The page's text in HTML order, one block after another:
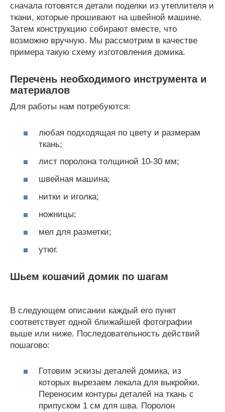
сначала готовятся детали поделки из утеплителя и
ткани, которые прошивают на швейной машине.
Затем конструкцию собирают вместе, что
возможно вручную. Мы рассмотрим в качестве
примера такую схему изготовления домика.
Перечень необходимого инструмента и
материалов
Для работы нам потребуются:
любая подходящая по цвету и размерам
ткань;
лист поролона толщиной 10-30 мм;
швейная машина;
нитки и иголка;
ножницы;
мел для разметки;
утюг.
Шьем кошачий домик по шагам
В следующем описании каждый его пункт
соответствует одной ближайшей фотографии
выше или ниже. Последовательность действий
пошагово:
Готовим эскизы деталей домика, из
которых вырезаем лекала для выкройки.
Переносим контуры деталей на ткань с
припуском 1 см для шва. Поролон